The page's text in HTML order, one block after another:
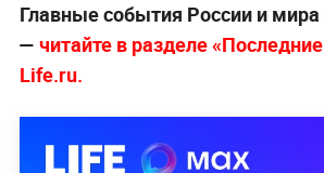
Главные события России и мира
— читайте в разделе
Life.ru.